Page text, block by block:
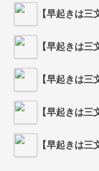
【早起きは
【早起きは
【早起きは
【早起きは
【早起きは